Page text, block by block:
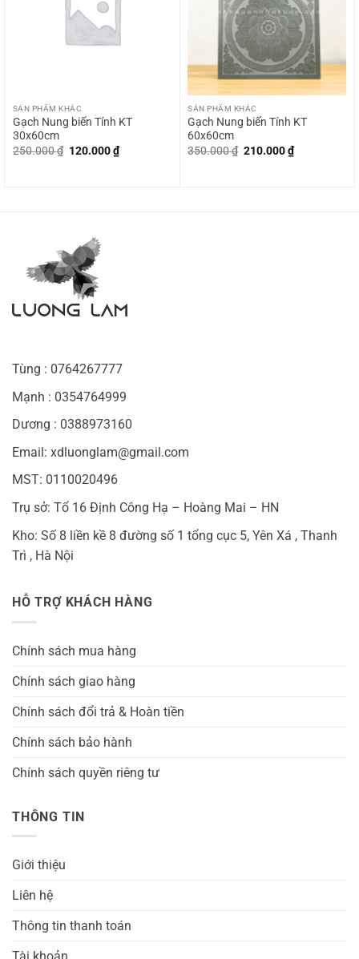
SẢN PHẨM KHÁC
Gạch Nung biến Tính KT
30x60cm
250.000₫ Giá
120.000₫Giá
hiện
SẢN PHẨM KHÁC
Gạch Nung biến Tính KT
60x60cm
350.000₫ Giá
210.000₫Giá
hiện
Tùng : 0764267777
Mạnh : 0354764999
Dương : 0388973160
Email: xdluonglam@gmail.com
MST: 0110020496
Trụ sở: Tổ 16 Định Công Hạ – Hoàng Mai – HN
Kho: Số 8 liền kề 8 đường số 1 tổng cục 5, Yên Xá , Thanh
Trì , Hà Nội
HỖ TRỢ KHÁCH HÀNG
Chính sách mua hàng
Chính sách giao hàng
Chính sách đổi trả & Hoàn tiền
Chính sách bảo hành
Chính sách quyền riêng tư
THÔNG TIN
Giới thiệu
Liên hệ
Thông tin thanh toán